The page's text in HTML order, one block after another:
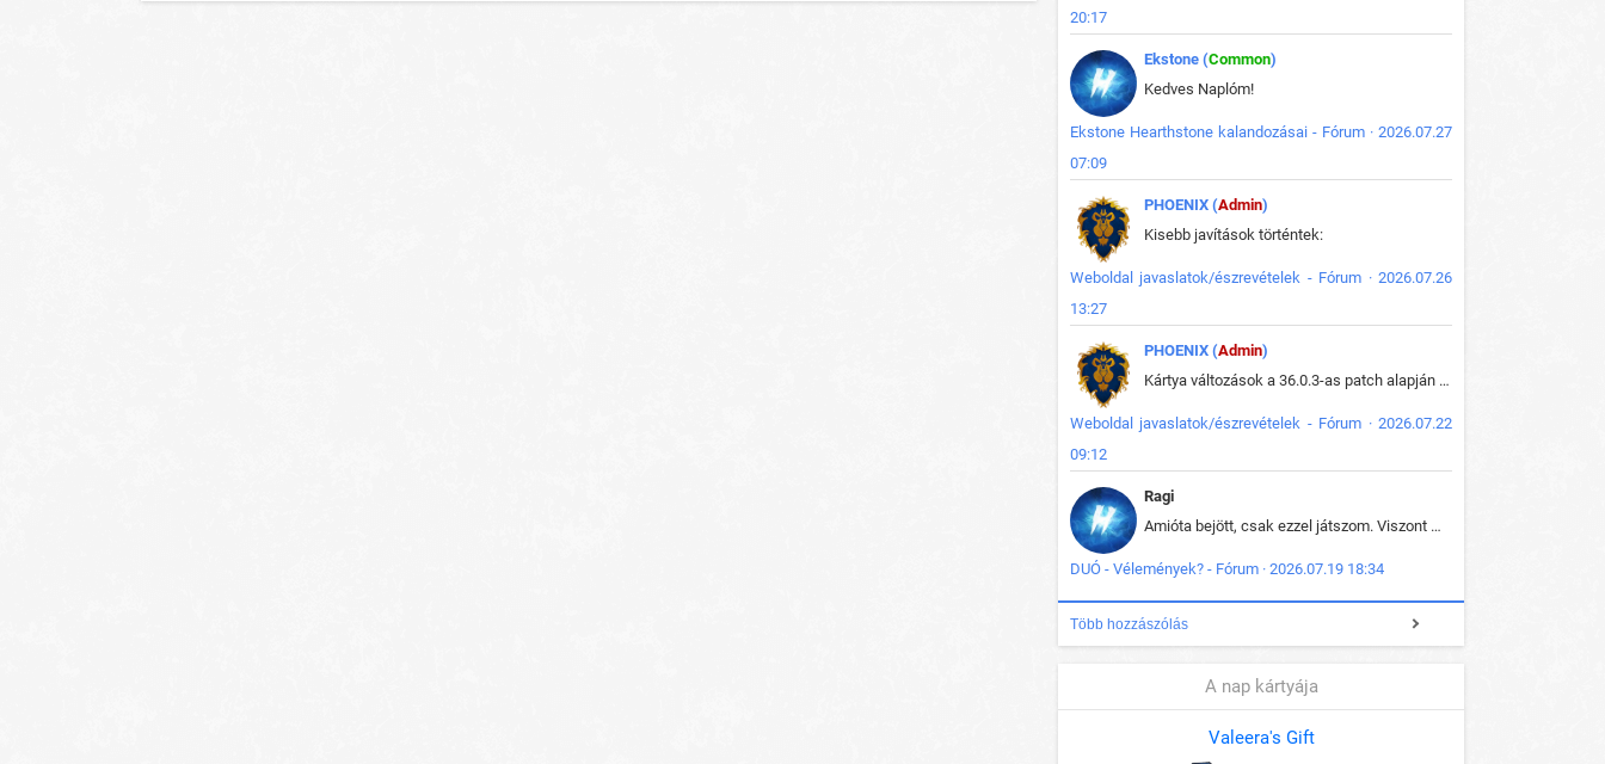
20:17
Ekstone (Common)
Kedves Naplóm!
Ekstone Hearthstone kalandozásai - Fórum · 2026.07.27
07:09
PHOENIX (Admin)
Kisebb javítások történtek:
Weboldal javaslatok/észrevételek - Fórum · 2026.07.26
13:27
PHOENIX (Admin)
Kártya változások a 36.0.3-as patch alapján frissítve az adatbázisban (képek is cserélve).
Weboldal javaslatok/észrevételek - Fórum · 2026.07.22
09:12
Ragi
Amióta bejött, csak ezzel játszom. Viszont mint minden más - akár az alapjáték is, ez is baromira összetett lett. Néha már pár kör után is esélytelen az egész. Vagy irreállisan túltápol valaki, vagy lelép a partner, vagy csak hülye mint a segg. És amikor eljönne az én időm, na akkor jön el mindenki másé is. Engem jobban érdekelne, hogy ki milyen ratingen szokott játszani. Na ez lenne egy érdekes adat.
DUÓ - Vélemények? - Fórum · 2026.07.19 18:34
Több hozzászólás
A nap kártyája
Valeera's Gift